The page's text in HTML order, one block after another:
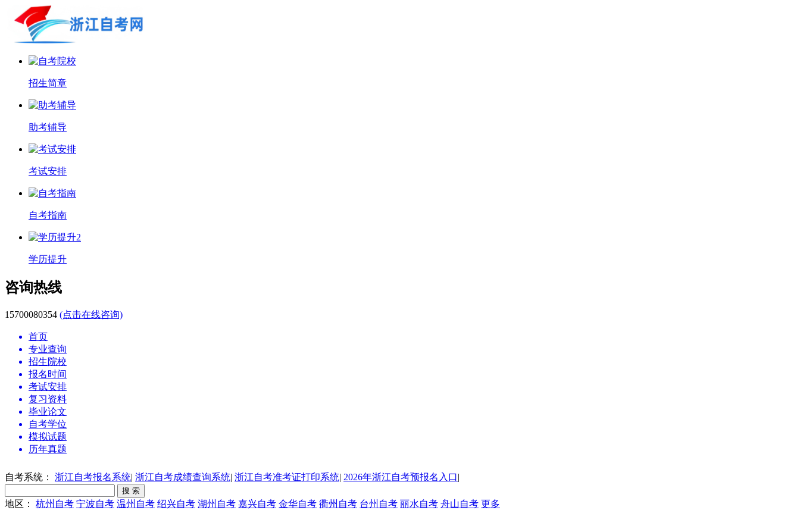
招生简章
助考辅导
考试安排
自考指南
学历提升
咨询热线
15700080354 (点击在线咨询)
首页
专业查询
招生院校
报名时间
考试安排
复习资料
毕业论文
自考学位
模拟试题
历年真题
自考系统： 浙江自考报名系统| 浙江自考成绩查询系统| 浙江自考准考证打印系统| 2026年浙江自考预报名入口|
地区： 杭州自考 宁波自考 温州自考 绍兴自考 湖州自考 嘉兴自考 金华自考 衢州自考 台州自考 丽水自考 舟山自考 更多